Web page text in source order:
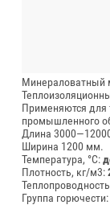
Минераловатный
Применяются для
промышленного
Длина
Ширина 1200 мм.
Температура, °C:
Плотность, кг/м3:
Группа горючести: